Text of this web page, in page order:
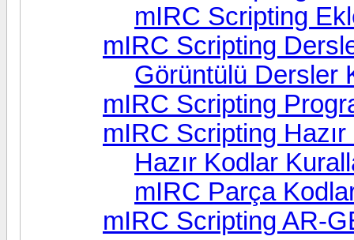
mIRC Scripting
mIRC Scripting
Görüntülü Dersler
mIRC Scripting
mIRC Scripting
Hazır Kodlar
mIRC Parça
mIRC Scripting AR-